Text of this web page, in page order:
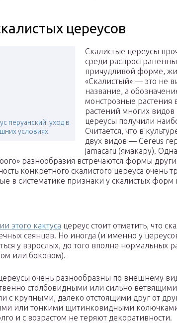
цереусов
перуанский: уход в
условиях
Скалистые цереусы
среди
причудливой форме,
«Скалистый» — это не
название, а
монстрозные растения
растений многих видов
цереусы получили
Считается, что в
двух видов — Cereus
jamacaru (ямакару).
разнообразия встречаются формы
конкретного скалистого цереуса очень
в систематике признаки у скалистых
этого кактуса цереус стоит отметить, что
сеянцев. Но иногда (и именно у
у взрослых, до того вполне нормальных
или боковом).
очень разнообразны по внешнему
столбовидными или сильно
с крупными, далеко отстоящими друг от
или тонкими щитинковидными колючками
и с возрастом не теряют декоративности.